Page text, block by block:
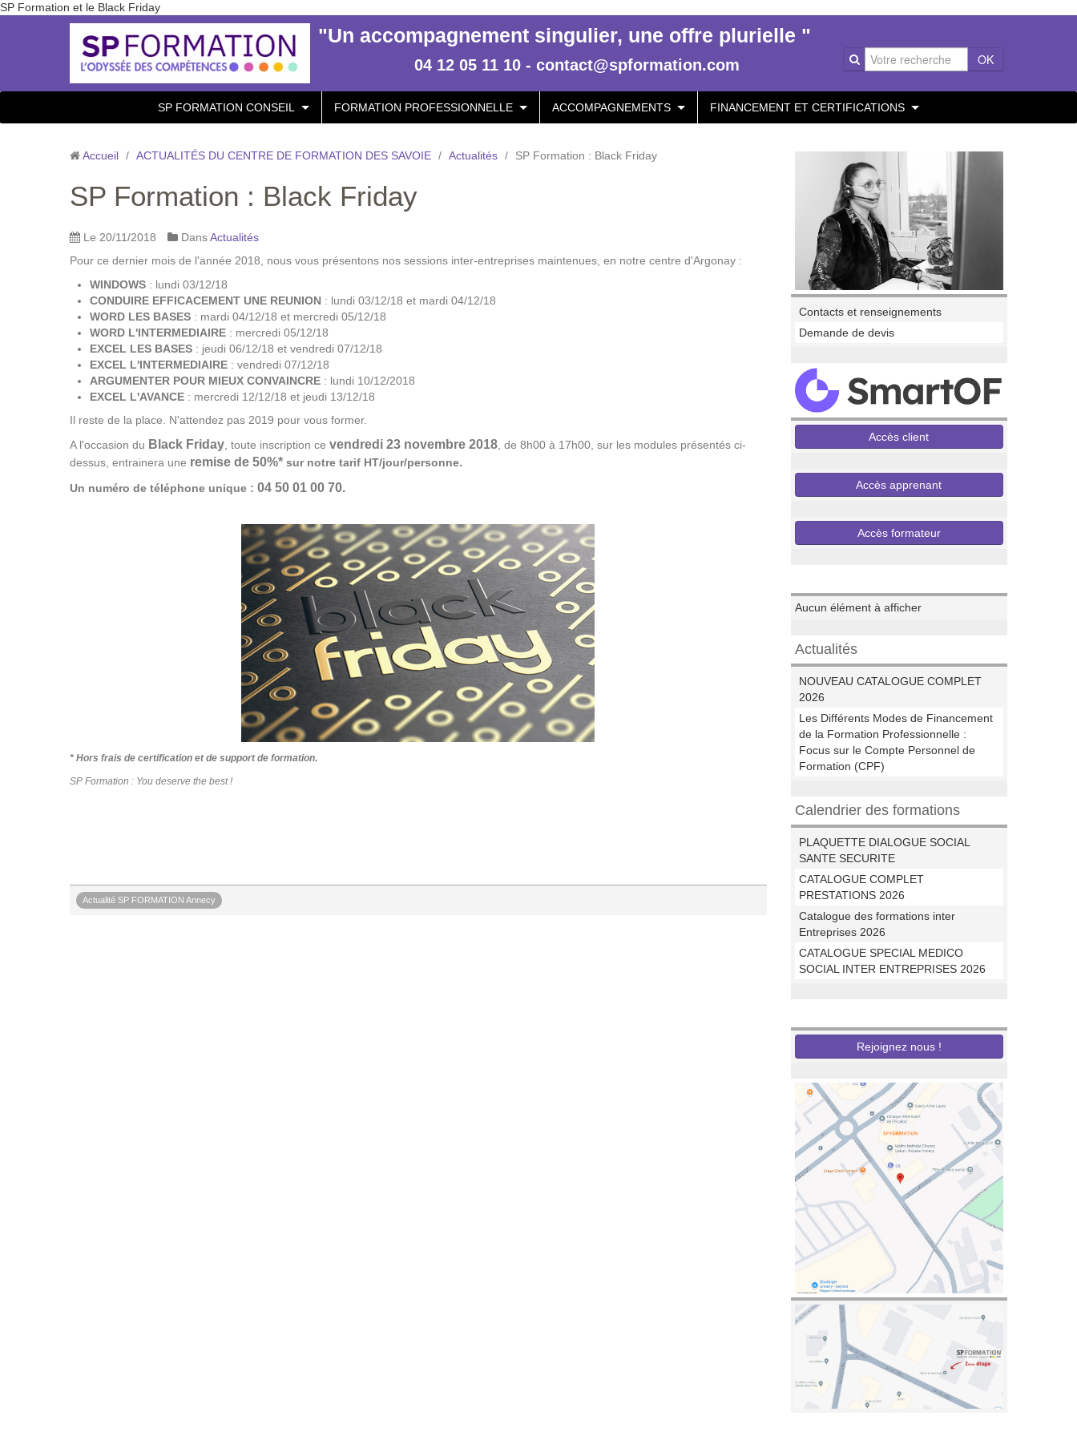
SP Formation et le Black Friday
OK
"Un accompagnement singulier, une offre plurielle "
04 12 05 11 10 - contact@spformation.com
SP FORMATION CONSEIL FORMATION PROFESSIONNELLE ACCOMPAGNEMENTS FINANCEMENT ET CERTIFICATIONS
Accueil / ACTUALITÉS DU CENTRE DE FORMATION DES SAVOIE / Actualités / SP Formation : Black Friday
SP Formation : Black Friday
Le 20/11/2018 DansActualités
Pour ce dernier mois de l'année 2018, nous vous présentons nos sessions inter-entreprises maintenues, en notre centre d'Argonay :
WINDOWS : lundi 03/12/18
CONDUIRE EFFICACEMENT UNE REUNION : lundi 03/12/18 et mardi 04/12/18
WORD LES BASES : mardi 04/12/18 et mercredi 05/12/18
WORD L'INTERMEDIAIRE : mercredi 05/12/18
EXCEL LES BASES : jeudi 06/12/18 et vendredi 07/12/18
EXCEL L'INTERMEDIAIRE : vendredi 07/12/18
ARGUMENTER POUR MIEUX CONVAINCRE : lundi 10/12/2018
EXCEL L'AVANCE : mercredi 12/12/18 et jeudi 13/12/18
Il reste de la place. N'attendez pas 2019 pour vous former.
A l'occasion du Black Friday, toute inscription ce vendredi 23 novembre 2018, de 8h00 à 17h00, sur les modules présentés ci-
dessus, entrainera une remise de 50%* sur notre tarif HT/jour/personne.
Un numéro de téléphone unique : 04 50 01 00 70.
* Hors frais de certification et de support de formation.
SP Formation : You deserve the best !
Actualité SP FORMATION Annecy
Contacts et renseignements
Demande de devis
Accès client
Accès apprenant
Accès formateur
Aucun élément à afficher
Actualités
NOUVEAU CATALOGUE COMPLET
2026
Les Différents Modes de Financement
de la Formation Professionnelle :
Focus sur le Compte Personnel de
Formation (CPF)
Calendrier des formations
PLAQUETTE DIALOGUE SOCIAL
SANTE SECURITE
CATALOGUE COMPLET
PRESTATIONS 2026
Catalogue des formations inter
Entreprises 2026
CATALOGUE SPECIAL MEDICO
SOCIAL INTER ENTREPRISES 2026
Rejoignez nous !